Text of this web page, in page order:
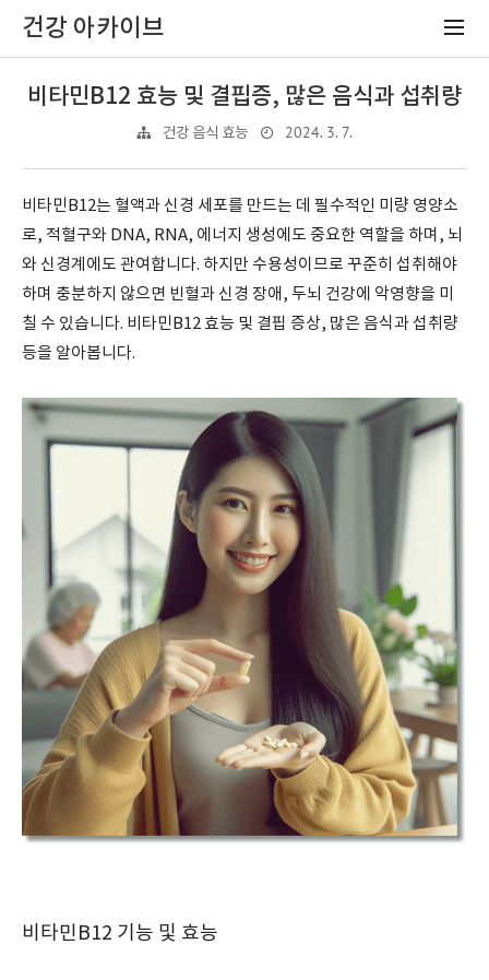
건강 아카이브
비타민B12 효능 및 결핍증, 많은 음식과 섭취량
건강 음식 효능 2024. 3. 7.
비타민B12는 혈액과 신경 세포를 만드는 데 필수적인 미량 영양소
로, 적혈구와 DNA, RNA, 에너지 생성에도 중요한 역할을 하며, 뇌
와 신경계에도 관여합니다. 하지만 수용성이므로 꾸준히 섭취해야
하며 충분하지 않으면 빈혈과 신경 장애, 두뇌 건강에 악영향을 미
칠 수 있습니다. 비타민B12 효능 및 결핍 증상, 많은 음식과 섭취량
등을 알아봅니다.
비타민B12 기능 및 효능